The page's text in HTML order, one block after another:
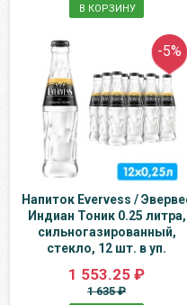
В КОРЗИНУ
-5%
Напиток Evervess /
Индиан Тоник 0.25 литра,
сильногазированный,
стекло, 12 шт. в уп.
1 553.25 ₽
1 635 ₽